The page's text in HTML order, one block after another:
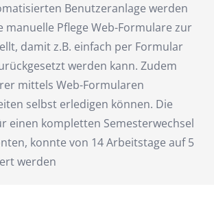
Benutzeranlage werden
manuelle Pflege Web-Formulare zur
damit z.B. einfach per Formular
werden kann. Zudem
mittels Web-Formularen
selbst erledigen können. Die
einen kompletten Semesterwechsel
konnte von 14 Arbeitstage auf 5
werden